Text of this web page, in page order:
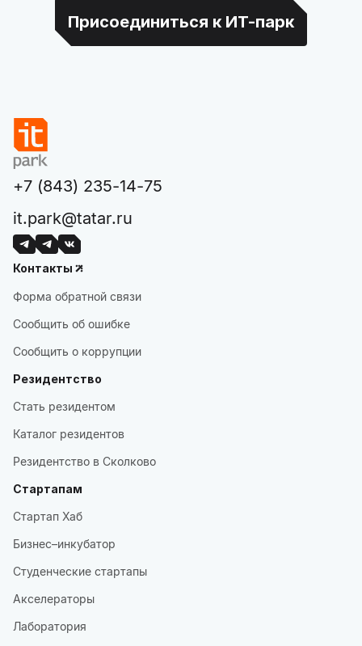
Присоединиться к ИТ-парк
+7 (843) 235-14-75
it.park@tatar.ru
Контакты
Форма обратной связи
Сообщить об ошибке
Сообщить о коррупции
Резидентство
Стать резидентом
Каталог резидентов
Резидентство в Сколково
Стартапам
Стартап Хаб
Бизнес–инкубатор
Студенческие стартапы
Акселераторы
Лаборатория